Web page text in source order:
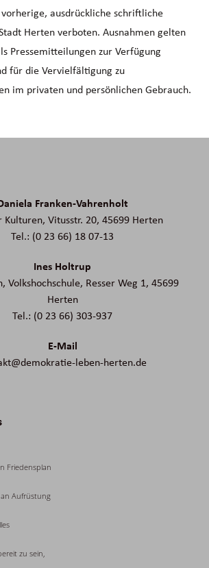
ausdrückliche schriftliche
Herten verboten. Ausnahmen gelten
Pressemitteilungen zur Verfügung
für die Vervielfältigung zu
im privaten und persönlichen Gebrauch.
Franken-Vahrenholt
Kulturen, Vitusstr. 20, 45699 Herten
Tel.: (0 23 66) 18 07-13
Ines Holtrup
Volkshochschule, Resser Weg 1, 45699
Herten
Tel.: (0 23 66) 303-937
E-Mail
leben-herten.de
Friedensplan
Aufrüstung
zu sein,